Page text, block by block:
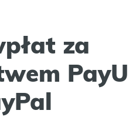
za
PayU